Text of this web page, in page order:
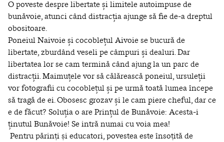
O poveste despre libertate și limitele autoimpuse de
bunăvoie, atunci când distracția ajunge să fie de-a dreptul
obositoare.
Poneiul Naivoie și cocoblețul Aivoie se bucură de
libertate, zburdând veseli pe câmpuri și dealuri. Dar
libertatea lor se cam termină când ajung la un parc de
distracții. Maimuțele vor să călărească poneiul, ursuleții
vor fotografii cu cocoblețul și pe urmă toată lumea începe
să tragă de ei. Obosesc grozav și le cam piere cheful, dar ce
e de făcut? Soluția o are Prințul de Bunăvoie: Acesta-i
ținutul Bunăvoie! Se intră numai cu voia mea!
Pentru părinți și educatori, povestea este însoțită de